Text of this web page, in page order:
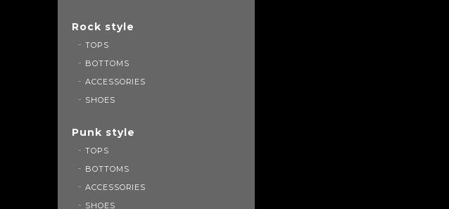
Rock style
TOPS
BOTTOMS
ACCESSORIES
SHOES
Punk style
TOPS
BOTTOMS
ACCESSORIES
SHOES